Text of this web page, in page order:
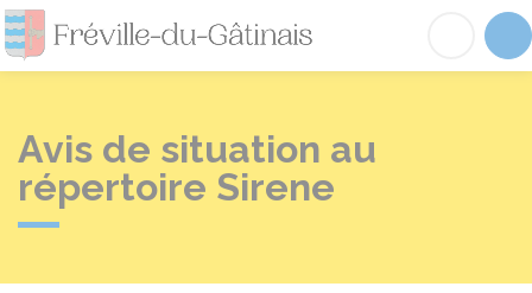
Fréville-du-
Avis de situation au
répertoire Sirene